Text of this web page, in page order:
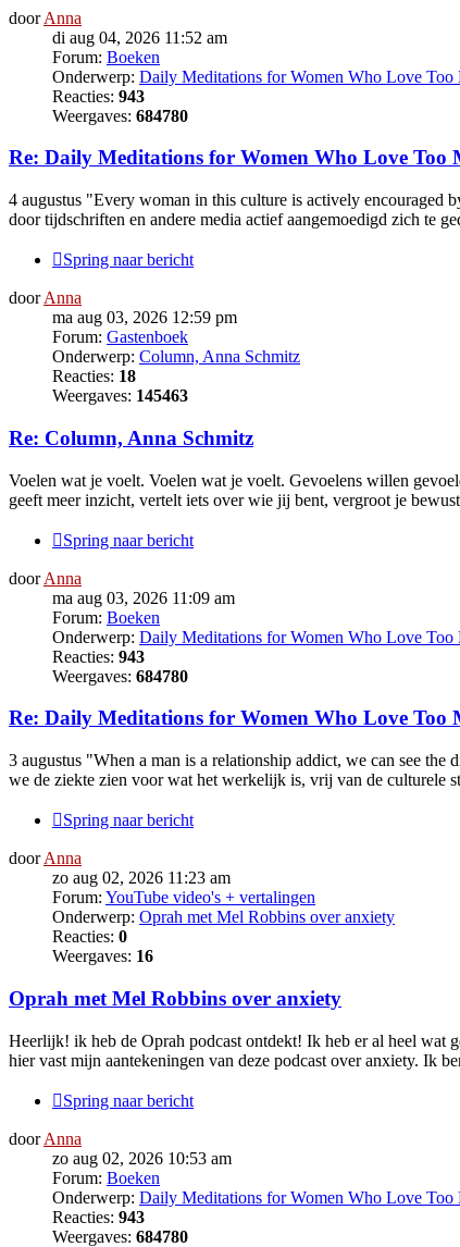
doorAnna
di aug 04, 2026 11:52 am
Forum: Boeken
Onderwerp: Daily Meditations for Women Who Love Too
Reacties: 943
Weergaves: 684780
Re: Daily Meditations for Women Who Love Too
4 augustus "Every woman in this culture is actively encouraged
door tijdschriften en andere media actief aangemoedigd zich te
Spring naar bericht
doorAnna
ma aug 03, 2026 12:59 pm
Forum: Gastenboek
Onderwerp: Column, Anna Schmitz
Reacties: 18
Weergaves: 145463
Re: Column, Anna Schmitz
Voelen wat je voelt. Voelen wat je voelt. Gevoelens willen
geeft meer inzicht, vertelt iets over wie jij bent, vergroot je
Spring naar bericht
doorAnna
ma aug 03, 2026 11:09 am
Forum: Boeken
Onderwerp: Daily Meditations for Women Who Love Too
Reacties: 943
Weergaves: 684780
Re: Daily Meditations for Women Who Love Too
3 augustus "When a man is a relationship addict, we can see
we de ziekte zien voor wat het werkelijk is, vrij van de culturele
Spring naar bericht
doorAnna
zo aug 02, 2026 11:23 am
Forum: YouTube video's + vertalingen
Onderwerp: Oprah met Mel Robbins over anxiety
Reacties: 0
Weergaves: 16
Oprah met Mel Robbins over anxiety
Heerlijk! ik heb de Oprah podcast ontdekt! Ik heb er al heel wat
hier vast mijn aantekeningen van deze podcast over anxiety. Ik
Spring naar bericht
doorAnna
zo aug 02, 2026 10:53 am
Forum: Boeken
Onderwerp: Daily Meditations for Women Who Love Too
Reacties: 943
Weergaves: 684780